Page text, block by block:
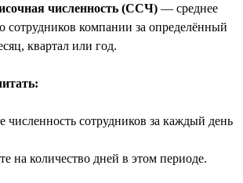
численность (ССЧ) — среднее
сотрудников компании за определённый
квартал или год.
численность сотрудников за каждый день
на количество дней в этом периоде.